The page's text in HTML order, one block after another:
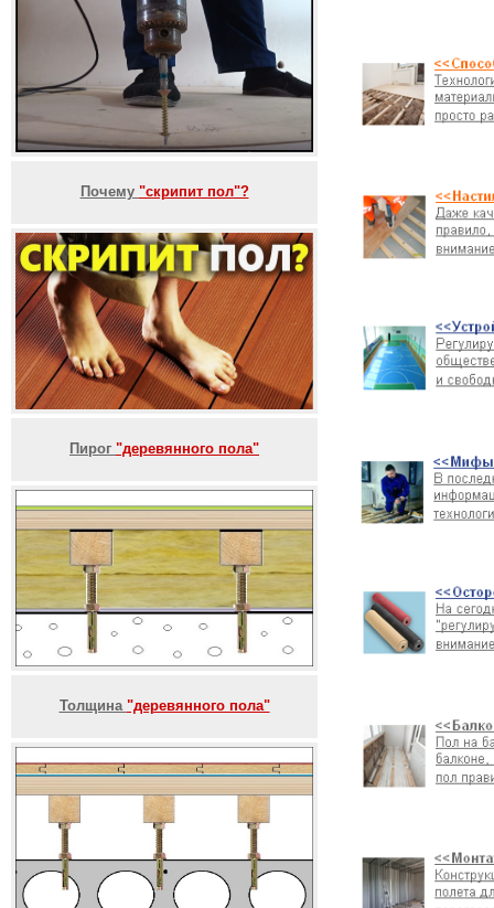
Почему "скрипит пол"?
Пирог "деревянного пола"
Толщина "деревянного пола"